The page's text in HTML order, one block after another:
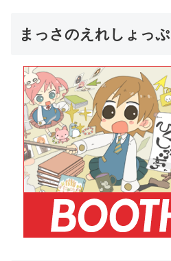
まっさのえれしょっぷ